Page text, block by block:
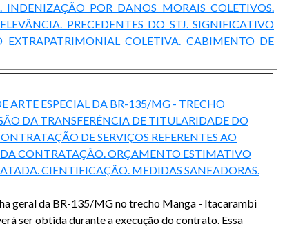
POR DANOS MORAIS COLETIVOS.
PRECEDENTES DO STJ. SIGNIFICATIVO
EXTRAPATRIMONIAL COLETIVA. CABIMENTO DE
ARTE ESPECIAL DA BR-135/MG - TRECHO
DA TRANSFERÊNCIA DE TITULARIDADE DO
DE SERVIÇOS REFERENTES AO
CONTRATAÇÃO. ORÇAMENTO ESTIMATIVO
CIENTIFICAÇÃO. MEDIDAS SANEADORAS.
geral da BR-135/MG no trecho Manga - Itacarambi
ser obtida durante a execução do contrato. Essa